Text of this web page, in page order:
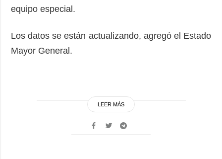
equipo especial.
Los datos se están actualizando, agregó el Estado
Mayor General.
LEER MÁS